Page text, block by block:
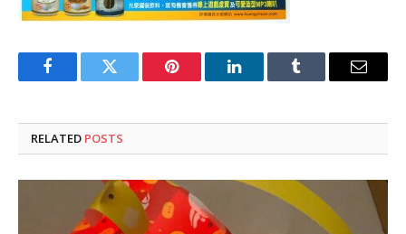
FacebookTwitter Pinterest LinkedInTumblr Email
RELATED POSTS